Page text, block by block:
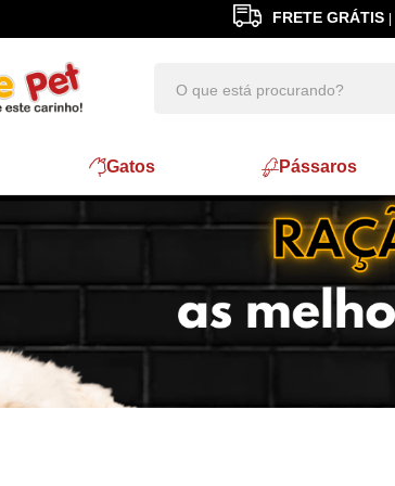
FRETE GRÁTIS
Gatos Pássaros